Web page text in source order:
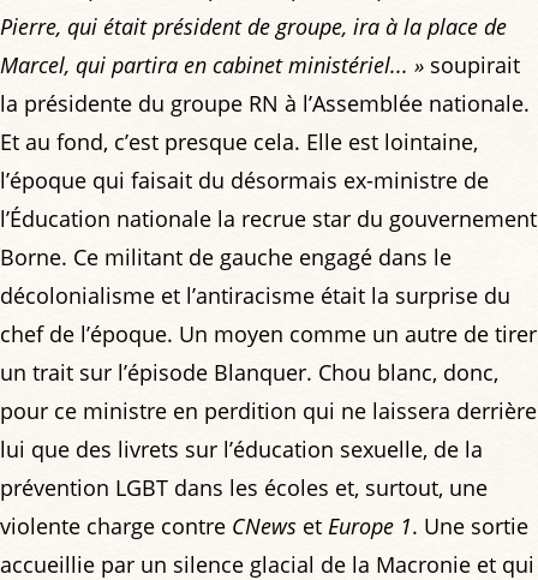
Pierre, qui était président de groupe, ira à la place de
Marcel, qui partira en cabinet ministériel... » soupirait
la présidente du groupe RN à l’Assemblée nationale.
Et au fond, c’est presque cela. Elle est lointaine,
l’époque qui faisait du désormais ex-ministre de
l’Éducation nationale la recrue star du gouvernement
Borne. Ce militant de gauche engagé dans le
décolonialisme et l’antiracisme était la surprise du
chef de l’époque. Un moyen comme un autre de tirer
un trait sur l’épisode Blanquer. Chou blanc, donc,
pour ce ministre en perdition qui ne laissera derrière
lui que des livrets sur l’éducation sexuelle, de la
prévention LGBT dans les écoles et, surtout, une
violente charge contre CNews et Europe 1. Une sortie
accueillie par un silence glacial de la Macronie et qui